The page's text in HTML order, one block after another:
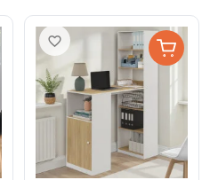
favorite_border